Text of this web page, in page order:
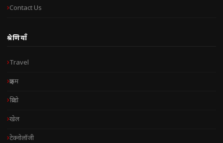
Contact Us
श्रेणियाँ
Travel
क्राइम
क्रिप्टो
खेल
टेक्नोलॉजी